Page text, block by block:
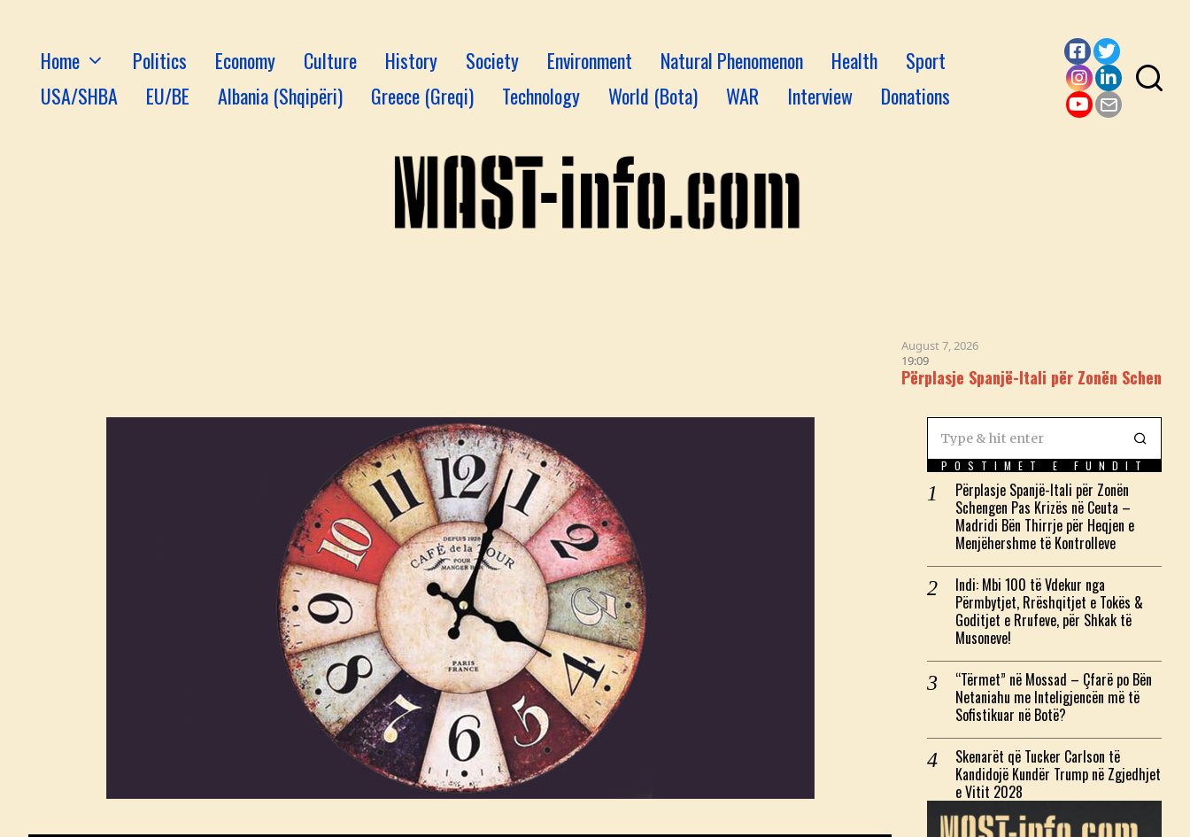
Home Politics Economy Culture History Society Environment Natural Phenomenon Health
Sport
USA/SHBA
EU/BE Albania (Shqipëri) Greece (Greqi) Technology World (Bota) WAR Interview Donations
Facebook
Twitter
Instagram
LinkedIn
August 7, 2026
Përplasje Spanjë-Itali për Zonën Schengen Pas
POSTIMET E FUNDIT
Përplasje Spanjë-Itali për Zonën
Schengen Pas Krizës në Ceuta –
Madridi Bën Thirrje për Heqjen e
Menjëhershme të Kontrolleve
Indi: Mbi 100 të Vdekur nga
Përmbytjet, Rrëshqitjet e Tokës &
Goditjet e Rrufeve, për Shkak të
Musoneve!
“Tërmet” në Mossad – Çfarë po Bën
Netaniahu me Inteligjencën më të
Sofistikuar në Botë?
Skenarët që Tucker Carlson të
Kandidojë Kundër Trump në Zgjedhjet
e Vitit 2028